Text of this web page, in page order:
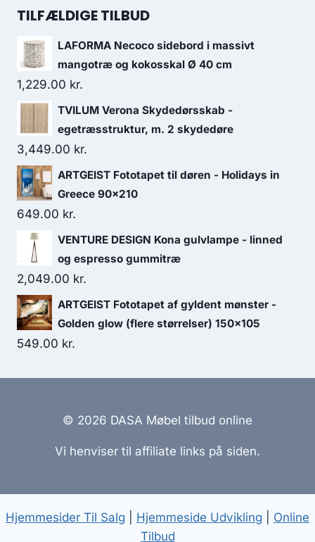
TILFÆLDIGE TILBUD
LAFORMA Necoco sidebord i massivt
mangotræ og kokosskal Ø 40 cm
1,229.00 kr.
TVILUM Verona Skydedørsskab -
egetræsstruktur, m. 2 skydedøre
3,449.00 kr.
ARTGEIST Fototapet til døren - Holidays in
Greece 90x210
649.00 kr.
VENTURE DESIGN Kona gulvlampe - linned
og espresso gummitræ
2,049.00 kr.
ARTGEIST Fototapet af gyldent mønster -
Golden glow (flere størrelser) 150x105
549.00 kr.
© 2026 DASA Møbel tilbud online
Vi henviser til affiliate links på siden.
Hjemmesider Til Salg Hjemmeside Udvikling
Online
Tilbud